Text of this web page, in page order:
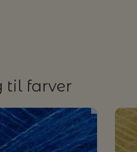
til farver